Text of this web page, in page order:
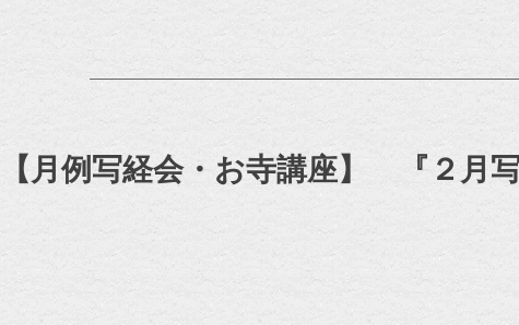
【月例写経会・お寺講座】 『２月